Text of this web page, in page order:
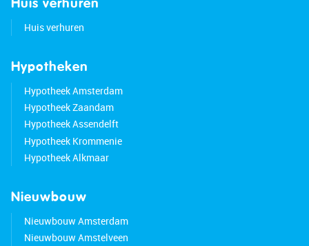
Huis verhuren
Huis verhuren
Hypotheken
Hypotheek Amsterdam
Hypotheek Zaandam
Hypotheek Assendelft
Hypotheek Krommenie
Hypotheek Alkmaar
Nieuwbouw
Nieuwbouw Amsterdam
Nieuwbouw Amstelveen